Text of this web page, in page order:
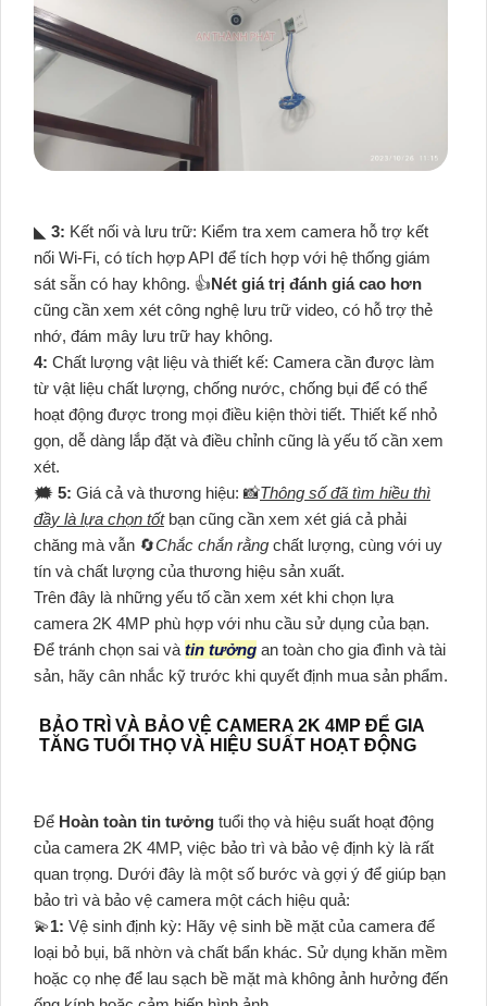
◣ 3: Kết nối và lưu trữ: Kiểm tra xem camera hỗ trợ kết
nối Wi-Fi, có tích hợp API để tích hợp với hệ thống giám
sát sẵn có hay không. 👍Nét giá trị đánh giá cao hơn
cũng cần xem xét công nghệ lưu trữ video, có hỗ trợ thẻ
nhớ, đám mây lưu trữ hay không.
4: Chất lượng vật liệu và thiết kế: Camera cần được làm
từ vật liệu chất lượng, chống nước, chống bụi để có thể
hoạt động được trong mọi điều kiện thời tiết. Thiết kế nhỏ
gọn, dễ dàng lắp đặt và điều chỉnh cũng là yếu tố cần xem
xét.
🗯️ 5: Giá cả và thương hiệu: 📸Thông số đã tìm hiều thì
đầy là lựa chọn tốtbạn cũng cần xem xét giá cả phải
chăng mà vẫn 🔄Chắc chắn rằng chất lượng, cùng với uy
tín và chất lượng của thương hiệu sản xuất.
Trên đây là những yếu tố cần xem xét khi chọn lựa
camera 2K 4MP phù hợp với nhu cầu sử dụng của bạn.
Để tránh chọn sai và tin tưởng an toàn cho gia đình và tài
sản, hãy cân nhắc kỹ trước khi quyết định mua sản phẩm.
BẢO TRÌ VÀ BẢO VỆ CAMERA 2K 4MP ĐỂ GIA
TĂNG TUỔI THỌ VÀ HIỆU SUẤT HOẠT ĐỘNG
Để Hoàn toàn tin tưởng tuổi thọ và hiệu suất hoạt động
của camera 2K 4MP, việc bảo trì và bảo vệ định kỳ là rất
quan trọng. Dưới đây là một số bước và gợi ý để giúp bạn
bảo trì và bảo vệ camera một cách hiệu quả:
💫1: Vệ sinh định kỳ: Hãy vệ sinh bề mặt của camera để
loại bỏ bụi, bã nhờn và chất bẩn khác. Sử dụng khăn mềm
hoặc cọ nhẹ để lau sạch bề mặt mà không ảnh hưởng đến